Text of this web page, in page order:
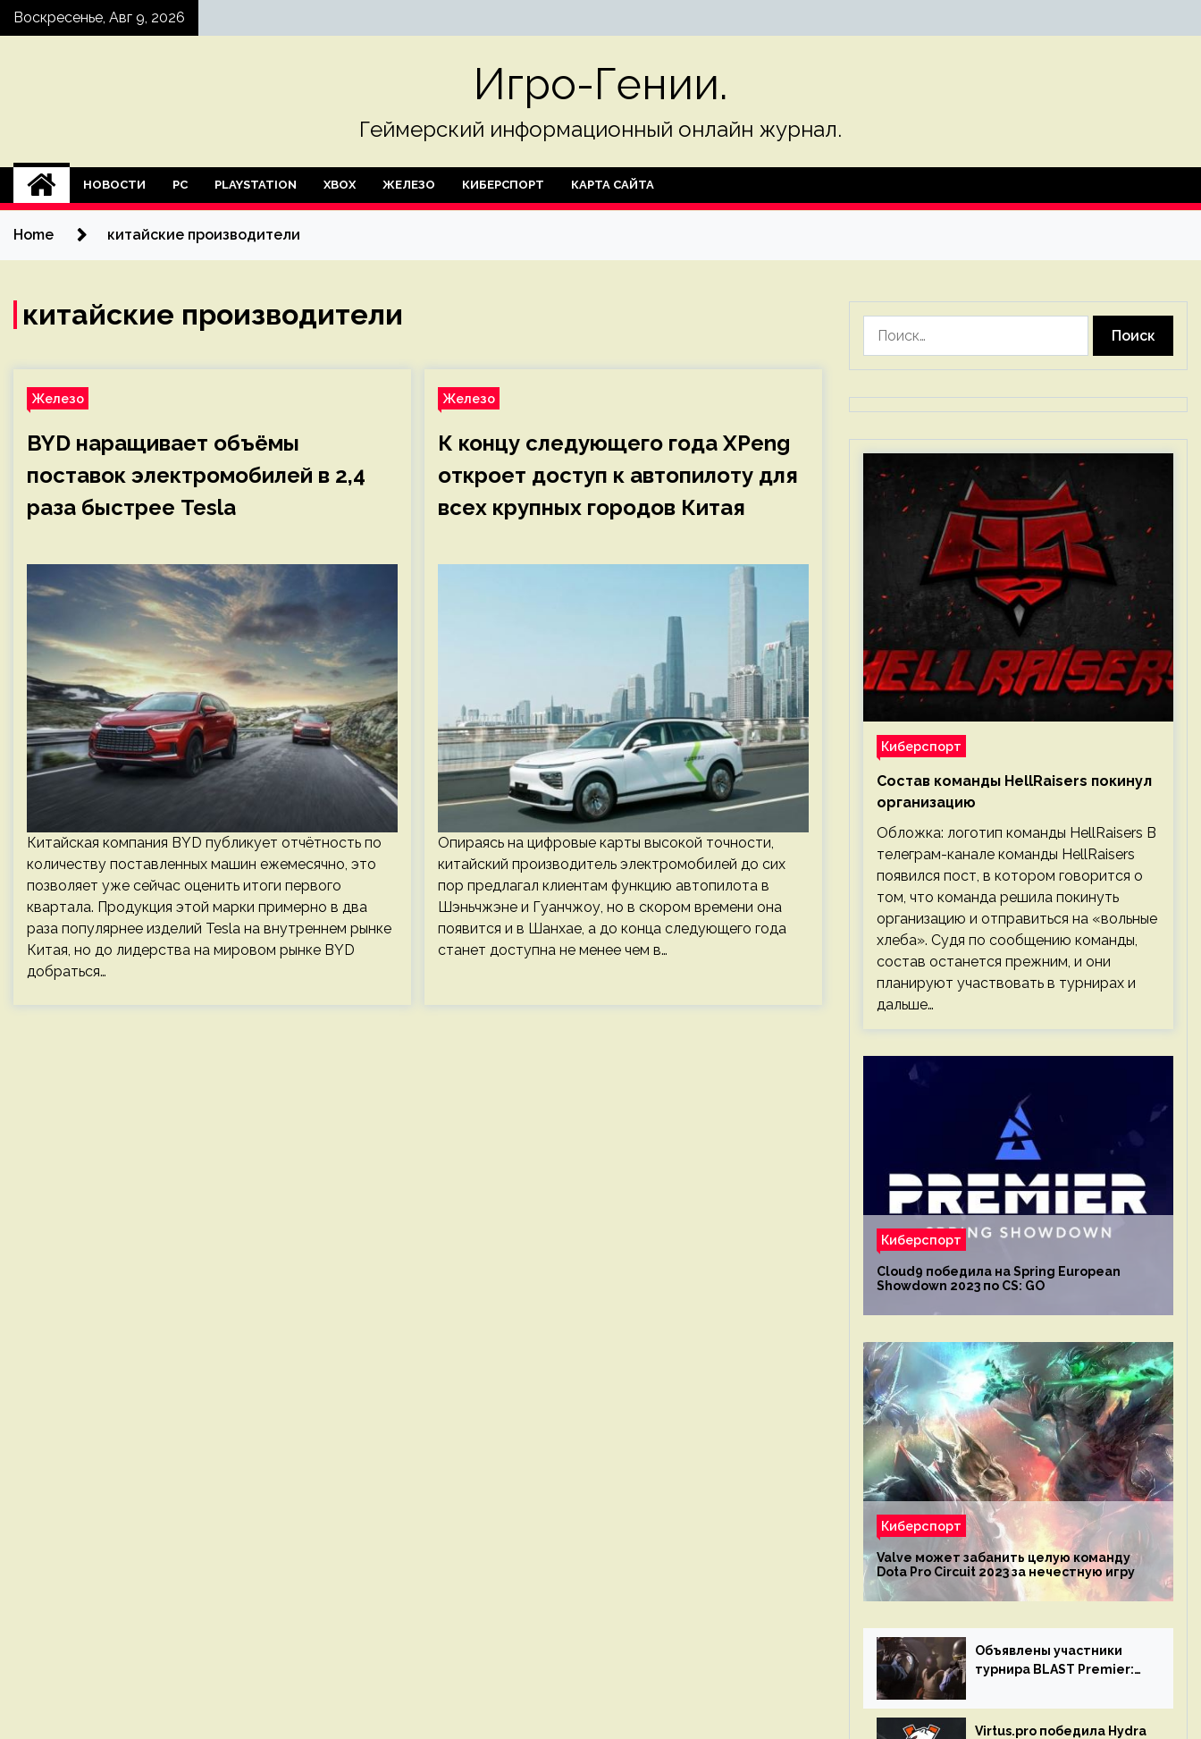
SkipВоскресенье, Авг 9, 2026
Игро-Гении.
Геймерский информационный онлайн журнал.
НОВОСТИ PC PLAYSTATION XBOX ЖЕЛЕЗО КИБЕРСПОРТ КАРТА САЙТА
Home китайские производители
китайские производители
Железо
BYD наращивает объёмы
поставок электромобилей в 2,4
раза быстрее Tesla
Китайская компания BYD публикует отчётность по
количеству поставленных машин ежемесячно, это
позволяет уже сейчас оценить итоги первого
квартала. Продукция этой марки примерно в два
раза популярнее изделий Tesla на внутреннем рынке
Китая, но до лидерства на мировом рынке BYD
добраться…
Железо
К концу следующего года XPeng
откроет доступ к автопилоту для
всех крупных городов Китая
Опираясь на цифровые карты высокой точности,
китайский производитель электромобилей до сих
пор предлагал клиентам функцию автопилота в
Шэньчжэне и Гуанчжоу, но в скором времени она
появится и в Шанхае, а до конца следующего года
станет доступна не менее чем в…
Киберспорт
Состав команды HellRaisers покинул
организацию
Обложка: логотип команды HellRaisers В
телеграм-канале команды HellRaisers
появился пост, в котором говорится о
том, что команда решила покинуть
организацию и отправиться на «вольные
хлеба». Судя по сообщению команды,
состав останется прежним, и они
планируют участвовать в турнирах и
дальше…
Киберспорт
Cloud9 победила на Spring European
Showdown 2023 по CS: GO
Киберспорт
Valve может забанить целую команду
Dota Pro Circuit 2023 за нечестную игру
Объявлены участники
турнира BLAST Premier:
Virtus.pro победила Hydra